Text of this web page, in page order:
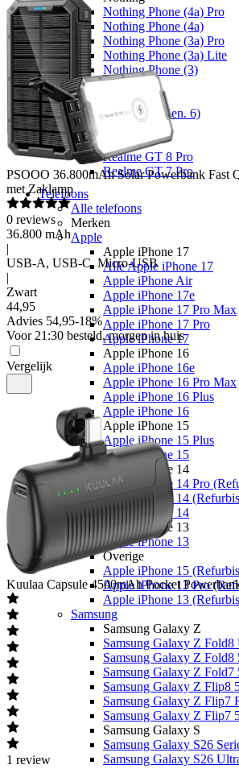
Nothing Phone (4a) Pro
Nothing Phone (4a)
Nothing Phone (3a) Pro
Nothing Phone (3a) Lite
Nothing Phone (3)
Fairphone
Fairphone
Fairphone (Gen. 6)
Realme
Realme
Realme GT 8 Pro
Realme GT 7 Pro
Telefoons
Alle telefoons
Merken
Apple
Apple iPhone 17
Alle Apple iPhone 17
Apple iPhone Air
Apple iPhone 17e
Apple iPhone 17 Pro Max
Apple iPhone 17 Pro
Apple iPhone 17
Apple iPhone 16
Apple iPhone 16e
Apple iPhone 16 Pro Max
Apple iPhone 16 Plus
Apple iPhone 16
Apple iPhone 15
Apple iPhone 15 Plus
Apple iPhone 15
Apple iPhone 14
Apple iPhone 14 Pro
Apple iPhone 14
Apple iPhone 14
Apple iPhone 13
Apple iPhone 13
Overige
Apple iPhone 15
Apple iPhone 13 Pro
Apple iPhone 13
Samsung
Samsung Galaxy Z
Samsung Galaxy Z Fold8
Samsung Galaxy Z Fold8
Samsung Galaxy Z Fold7
Samsung Galaxy Z Flip8
Samsung Galaxy Z Flip7
Samsung Galaxy Z Flip7
Samsung Galaxy S
Samsung Galaxy S26
Samsung Galaxy S26
PSOOO 36.800mAh Solar Powerbank Fast
met Zaklamp
0 reviews
36.800 mAh
|
USB-A, USB-C, Micro-USB
|
Zwart
44,95
Advies 54,95-18%
Voor 21:30 besteld, morgen in huis
Vergelijk
Kuulaa Capsule 4500mAh Pocket
1 review